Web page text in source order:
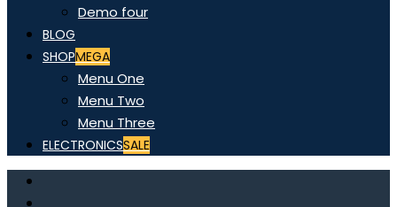
Demo four
BLOG
SHOPMEGA
Menu One
Menu Two
Menu Three
ELECTRONICSSALE